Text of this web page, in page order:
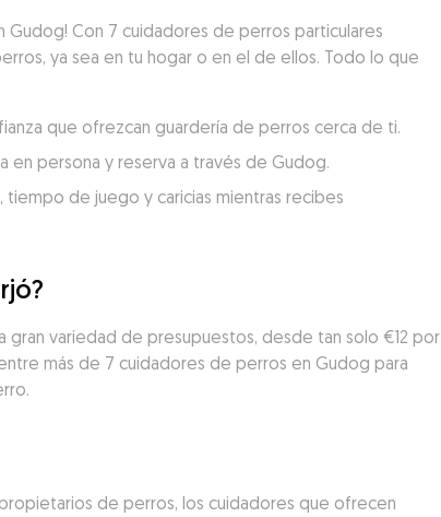
Gudog! Con 7 cuidadores de perros particulares
ya sea en tu hogar o en el de ellos. Todo lo que
que ofrezcan guardería de perros cerca de ti.
en persona y reserva a través de Gudog.
de juego y caricias mientras recibes
gran variedad de presupuestos, desde tan solo €12 por
más de 7 cuidadores de perros en Gudog para
de perros, los cuidadores que ofrecen